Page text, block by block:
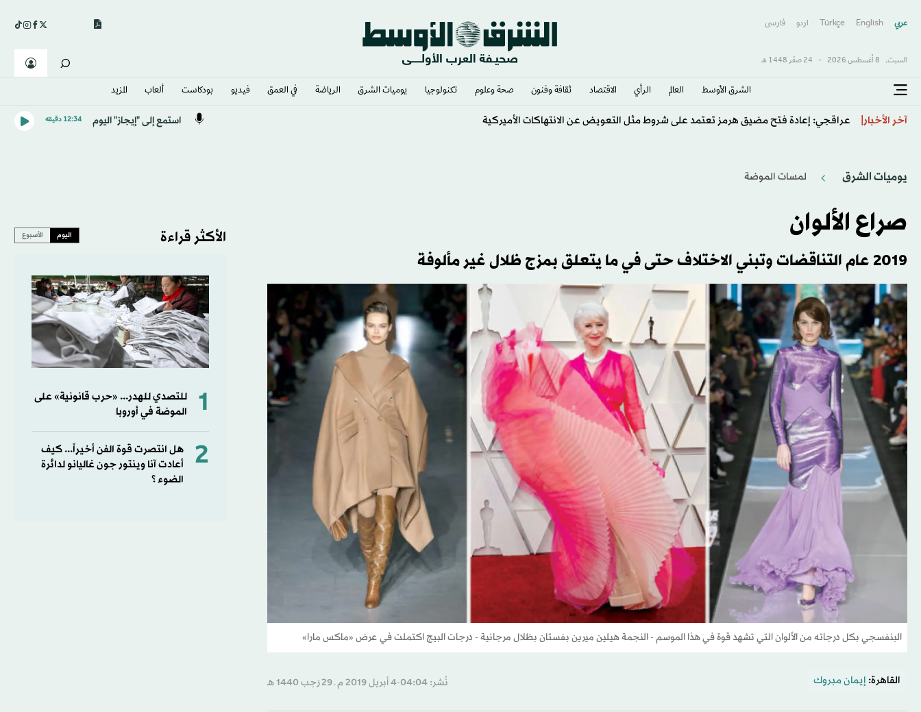
عربي English
Türkçe اردو فارسى
السبت, 8 أغسطس 2026 - 24 صفَر 1448 هـ
الشرق الأوسط​ العالم الرأي الاقتصاد ثقافة وفنون صحة وعلوم تكنولوجيا يوميات الشرق​ الرياضة في العمق فيديو بودكاست ألعاب المزيد
آخر الأخبار عراقجي: إعادة فتح مضيق هرمز تعتمد على شروط مثل التعويض عن الانتهاكات الأميركية استمع إلى "إيجاز" اليوم 12:34 دقيقه
يوميات الشرق لمسات الموضة
صراع الألوان
2019 عام التناقضات وتبني الاختلاف حتى في ما يتعلق بمزج ظلال غير مألوفة
البنفسجي بكل درجاته من الألوان التي تشهد قوة في هذا الموسم - النجمة هيلين ميرين بفستان بظلال مرجانية - درجات البيج اكتملت في عرض «ماكس مارا»
القاهرة: إيمان مبروك نُشر: 04:04-4 أبريل 2019 م ـ 29 رَجب 1440 هـ
الأكثر قراءة اليوم الأسبوع
1
للتصدي للهدر... «حرب قانونية» على
الموضة في أوروبا
2
هل انتصرت قوة الفن أخيراً... كيف
أعادت آنا وينتور جون غاليانو لدائرة
الضوء ؟